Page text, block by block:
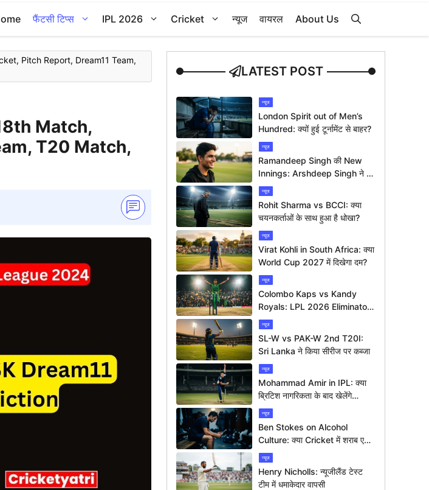
फैंटसी टिप्स IPL 2026 Cricket न्यूज वायरल About Us
Pitch Report, Dream11 Team,
Match,
T20 Match,
LATEST POST
न्यूज
London Spirit out of Men’s
Hundred: क्यों हुई टूर्नामेंट से बाहर?
न्यूज
Ramandeep Singh की New
Innings: Arshdeep Singh ने दी
ख़ास बधाई
न्यूज
Rohit Sharma vs BCCI: क्या
चयनकर्ताओं के साथ हुआ है धोखा?
न्यूज
Virat Kohli in South Africa: क्या
World Cup 2027 में दिखेगा दम?
न्यूज
Colombo Kaps vs Kandy
Royals: LPL 2026 Eliminator
में कौन मारेगा बाज़ी?
न्यूज
SL-W vs PAK-W 2nd T20I:
Sri Lanka ने किया सीरीज पर कब्जा
न्यूज
Mohammad Amir in IPL: क्या
ब्रिटिश नागरिकता के बाद खेलेंगे
आईपीएल?
न्यूज
Ben Stokes on Alcohol
Culture: क्या Cricket में शराब एक
बड़ी समस्या है?
न्यूज
Henry Nicholls: न्यूजीलैंड टेस्ट
टीम में धमाकेदार वापसी